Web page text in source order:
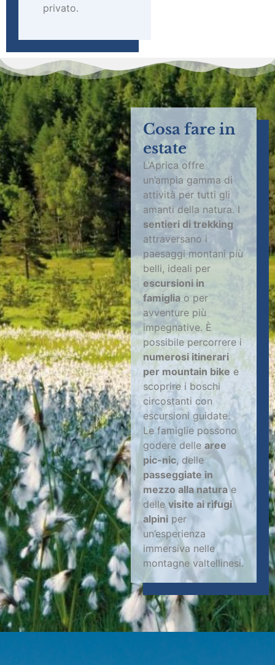
privato.
Cosa farein
estate
L’Aprica offre
un’ampia gamma di
attività per tutti gli
amanti della natura. I
sentieri di trekking
attraversano i
paesaggi montani più
belli, ideali per
escursioni in
famiglia o per
avventure più
impegnative. È
possibile percorrere i
numerosi itinerari
per mountain bike e
scoprire i boschi
circostanti con
escursioni guidate.
Le famiglie possono
godere dellearee
pic-nic, delle
passeggiate in
mezzo alla naturae
dellevisite ai rifugi
alpini per
un’esperienza
immersiva nelle
montagne valtellinesi.